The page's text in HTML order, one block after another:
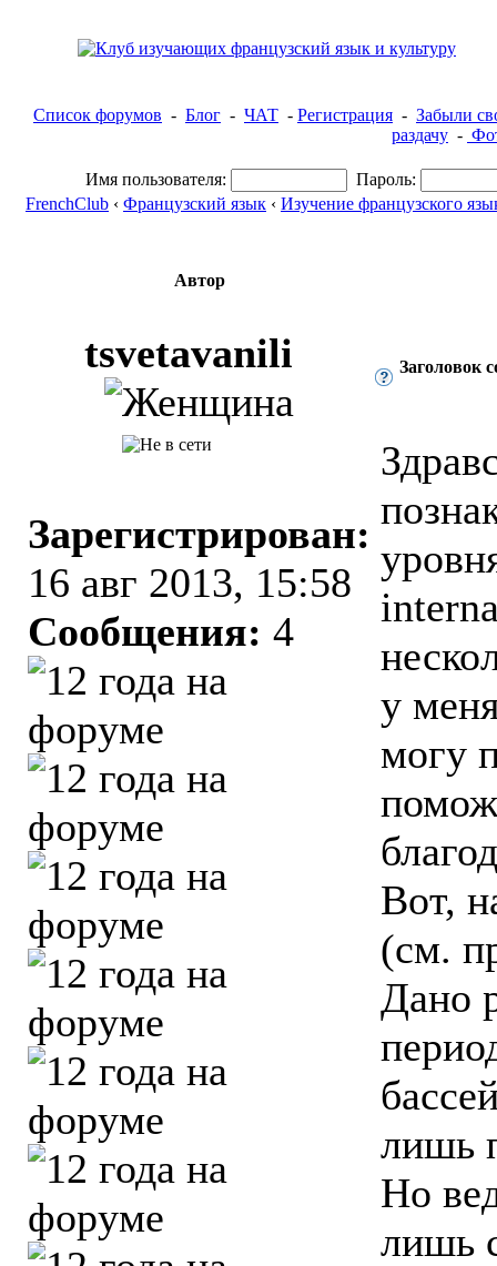
Список форумов - Блог - ЧАТ - Регистрация - Забыли
раздачу -
Имя пользователя:
Пароль:
FrenchClub ‹ Французский язык ‹ Изучение французского
Автор
tsvetavanili Заголовок
Зарегистрирован:
16 авг 2013, 15:58
Сообщения: 4
у
могу
Вот,
(см.
Дано
лишь
Но
лишь